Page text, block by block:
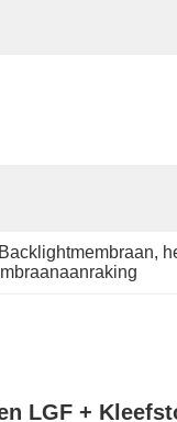
,
LGF +